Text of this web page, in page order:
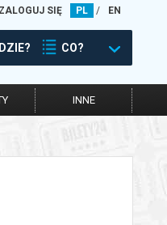
ZALOGUJ SIĘ PL / EN
CO?
INNE